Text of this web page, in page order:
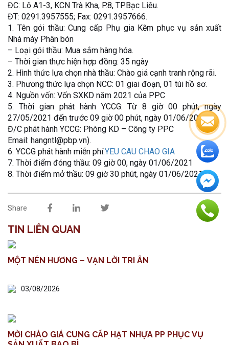
ĐC: Lô A1-3, KCN Trà Kha, P.8, TP.Bạc Liêu.
ĐT: 0291.3957555; Fax: 0291.3957666.
1. Tên gói thầu: Cung cấp Phụ gia Kẽm phục vụ sản xuất
Nhà máy Phân bón
– Loại gói thầu: Mua sắm hàng hóa.
– Thời gian thực hiện hợp đồng: 35 ngày
2. Hình thức lựa chọn nhà thầu: Chào giá cạnh tranh rộng rãi.
3. Phương thức lựa chọn NCC: 01 giai đoạn, 01 túi hồ sơ.
4. Nguồn vốn: Vốn SXKD năm 2021 của PPC
5. Thời gian phát hành YCCG: Từ 8 giờ 00 phút, ngày
27/05/2021 đến trước 09 giờ 00 phút, ngày 01/06/2021.
Đ/C phát hành YCCG: Phòng KD – Công ty PPC
Email: hangntl@pbp.vn).
6. YCCG phát hành miễn phí:YEU CAU CHAO GIA
7. Thời điểm đóng thầu: 09 giờ 00, ngày 01/06/2021
8. Thời điểm mở thầu: 09 giờ 30 phút, ngày 01/06/2021
Share
TIN LIÊN QUAN
MỘT NÉN HƯƠNG – VẠN LỜI TRI ÂN
03/08/2026
MỜI CHÀO GIÁ CUNG CẤP HẠT NHỰA PP PHỤC VỤ